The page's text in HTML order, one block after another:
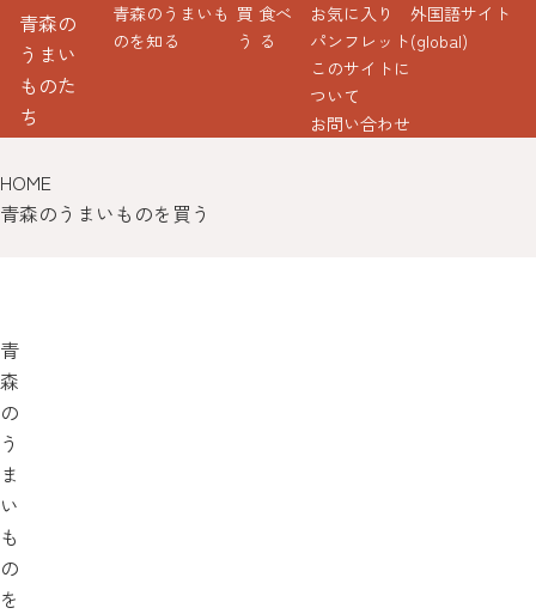
青森の
うまい
ものた
ち
青森のうまいも
のを知る
買
う
食べ
る
お気に入り
パンフレット
このサイトに
ついて
お問い合わせ
外国語サイト
(global)
HOME
青森のうまいものを買う
青
森
の
う
ま
い
も
の
を